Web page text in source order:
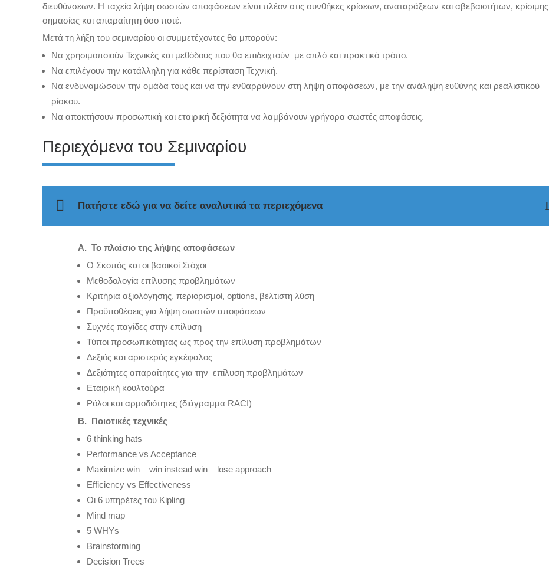
διευθύνσεων. Η ταχεία λήψη σωστών αποφάσεων είναι πλέον στις συνθήκες κρίσεων, αναταράξεων και αβεβαιοτήτων, κρίσιμης
σημασίας και απαραίτητη όσο ποτέ.
Μετά τη λήξη του σεμιναρίου οι συμμετέχοντες θα μπορούν:
Να χρησιμοποιούν Τεχνικές και μεθόδους που θα επιδειχτούν με απλό και πρακτικό τρόπο.
Να επιλέγουν την κατάλληλη για κάθε περίσταση Τεχνική.
Να ενδυναμώσουν την ομάδα τους και να την ενθαρρύνουν στη λήψη αποφάσεων, με την ανάληψη ευθύνης και ρεαλιστικού
ρίσκου.
Να αποκτήσουν προσωπική και εταιρική δεξιότητα να λαμβάνουν γρήγορα σωστές αποφάσεις.
Περιεχόμενα του Σεμιναρίου
Πατήστε εδώ για να δείτε αναλυτικά τα περιεχόμενα
Α. Το πλαίσιο της λήψης αποφάσεων
Ο Σκοπός και οι βασικοί Στόχοι
Μεθοδολογία επίλυσης προβλημάτων
Κριτήρια αξιολόγησης, περιορισμοί, options, βέλτιστη λύση
Προϋποθέσεις για λήψη σωστών αποφάσεων
Συχνές παγίδες στην επίλυση
Τύποι προσωπικότητας ως προς την επίλυση προβλημάτων
Δεξιός και αριστερός εγκέφαλος
Δεξιότητες απαραίτητες για την επίλυση προβλημάτων
Εταιρική κουλτούρα
Ρόλοι και αρμοδιότητες (διάγραμμα RACI)
Β. Ποιoτικές τεχνικές
6 thinking hats
Performance vs Acceptance
Μaximize win – win instead win – lose approach
Efficiency vs Effectiveness
Οι 6 υπηρέτες του Kipling
Mind map
5 WHYs
Brainstorming
Decision Trees